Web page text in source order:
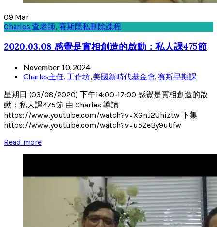
09 Mar
Charles 查老師, 賽斯隱私刪除課程
2020.03.08 感覺是實相創造的啟動：私人課475節
November 10, 2024
Charles主任, 工作坊, 美國新時代基金會,賽斯早期課
星期日 (03/08/2020) 下午14:00-17:00 感覺是實相創造的啟
動：私人課475節 由 Charles 導讀
https://www.youtube.com/watch?v=XGnJ2UhiZtw 下集
https://www.youtube.com/watch?v=u5ZeBy9uUfw
Read more